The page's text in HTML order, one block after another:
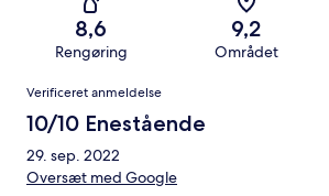
8,6
Rengøring
9,2
Området
Anmeldelser
Verificeret anmeldelse
10/10 Enestående
29. sep. 2022
Oversæt med Google